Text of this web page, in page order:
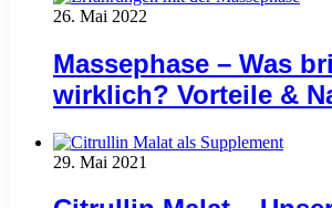
26. Mai 2022
Massephase – Was
wirklich? Vorteile &
29. Mai 2021